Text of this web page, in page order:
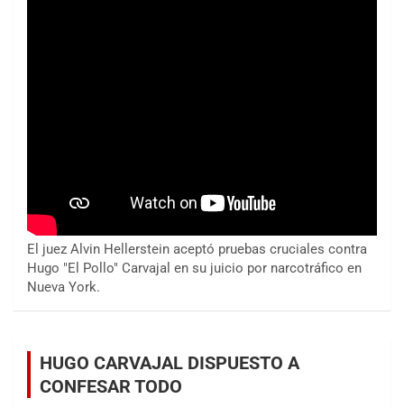
El juez Alvin Hellerstein aceptó pruebas cruciales contra
Hugo "El Pollo" Carvajal en su juicio por narcotráfico en
Nueva York.
HUGO CARVAJAL DISPUESTO A
CONFESAR TODO